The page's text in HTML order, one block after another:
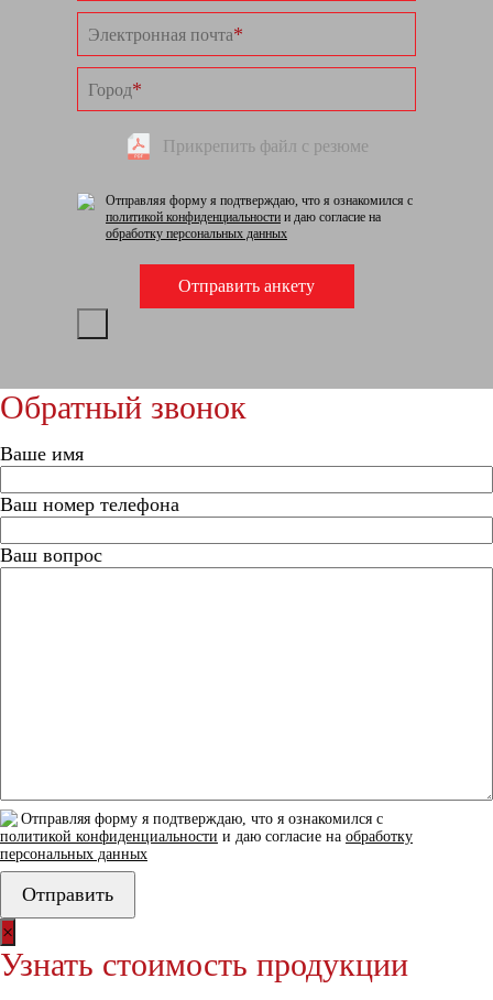
Электронная почта*
Город*
Прикрепить файл с резюме
Отправляя форму я подтверждаю, что я ознакомился с
политикой конфиденциальности и даю согласие на
обработку персональных данных
Обратный звонок
Ваше имя
Ваш номер телефона
Ваш вопрос
Отправляя форму я подтверждаю, что я ознакомился с
политикой конфиденциальности и даю согласие на обработку
персональных данных
×
Узнать стоимость продукции